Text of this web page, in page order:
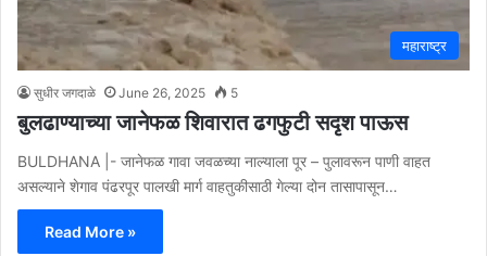
महाराष्ट्र
सुधीर जगदाळे June 26, 2025 5
बुलढाण्याच्या जानेफळ शिवारात ढगफुटी सदृश पाऊस
BULDHANA |- जानेफळ गावा जवळच्या नाल्याला पूर – पुलावरून पाणी वाहत
असल्याने शेगाव पंढरपूर पालखी मार्ग वाहतुकीसाठी गेल्या दोन तासापासून…
Read More »